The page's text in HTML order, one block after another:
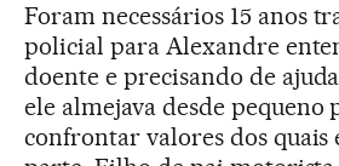
Foram necessários 15 anos
policial para Alexandre
doente e precisando de
ele almejava desde pequeno
confrontar valores dos quais